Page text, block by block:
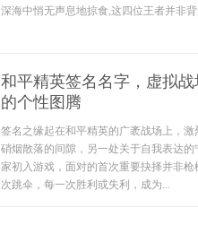
深海中悄无声息地掠食,这四位王者并非
和平精英签名名字，虚拟
的个性图腾
签名之缘起在和平精英的广袤战场上，
硝烟散落的间隙，另一处关于自我表达
家初入游戏，面对的首次重要抉择并非
次跳伞，每一次胜利或失利，成为...